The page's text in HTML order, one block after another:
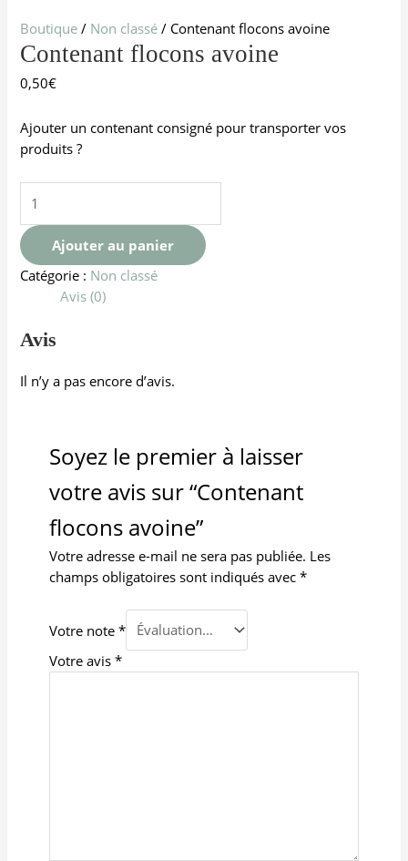
Boutique / Non classé / Contenant flocons avoine
Contenant flocons avoine
0,50€
Ajouter un contenant consigné pour transporter vos
produits ?
Ajouter au panier
Catégorie : Non classé
Avis (0)
Avis
Il n’y a pas encore d’avis.
Soyez le premier à laisser
votre avis sur “Contenant
flocons avoine”
Votre adresse e-mail ne sera pas publiée. Les
champs obligatoires sont indiqués avec *
Votre note *
Votre avis *